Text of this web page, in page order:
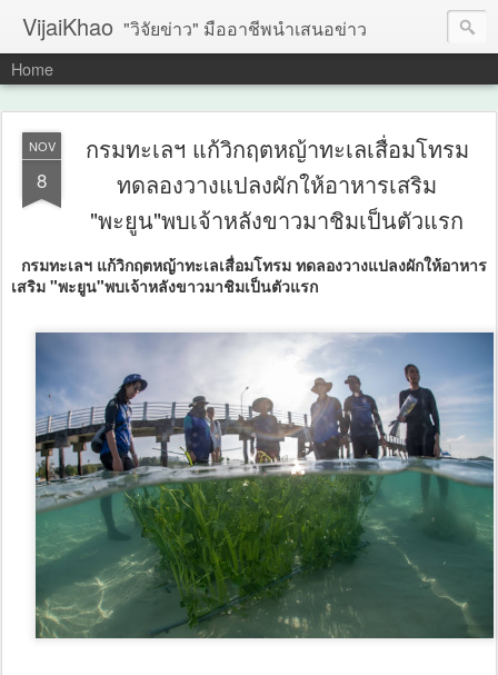
VijaiKhao "วิจัยข่าว" มืออาชีพนำเสนอข่าว
Home
NOV
8
กรมทะเลฯ แก้วิกฤตหญ้าทะเลเสื่อมโทรม
ทดลองวางแปลงผักให้อาหารเสริม
"พะยูน"พบเจ้าหลังขาวมาชิมเป็นตัวแรก
กรมทะเลฯ แก้วิกฤตหญ้าทะเลเสื่อมโทรม ทดลองวางแปลงผักให้อาหาร
เสริม "พะยูน"พบเจ้าหลังขาวมาชิมเป็นตัวแรก